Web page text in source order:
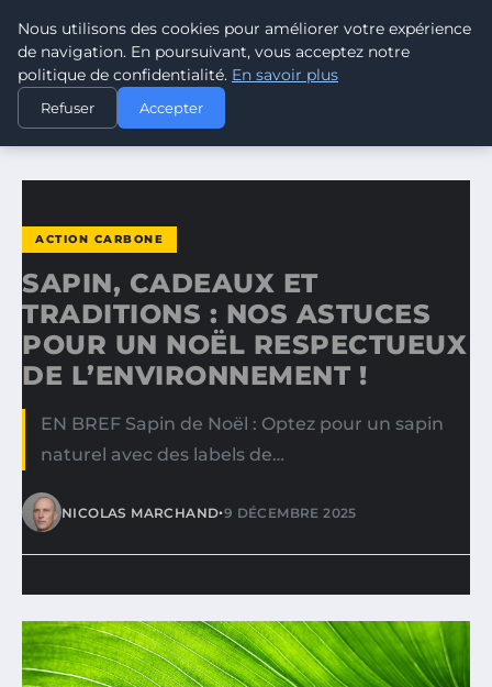
CLIMATE RESPONSE BLOG
ACCUEIL
ACTION CARBONE
SAPIN, CADEAUX ET TRADITIONS : NOS ASTUCES POUR UN…
ACTION CARBONE
SAPIN, CADEAUX ET
TRADITIONS : NOS ASTUCES
POUR UN NOËL RESPECTUEUX
DE L’ENVIRONNEMENT !
EN BREF Sapin de Noël : Optez pour un sapin
naturel avec des labels de…
NICOLAS MARCHAND•9 DÉCEMBRE 2025
Nous utilisons des cookies pour améliorer votre expérience
de navigation. En poursuivant, vous acceptez notre
politique de confidentialité. En savoir plus
Refuser Accepter